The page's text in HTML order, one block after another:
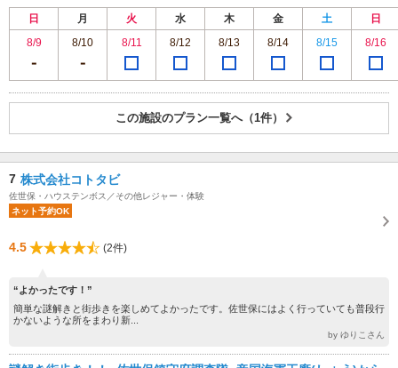
日 月 火 水 木 金 土
日
8/9
8/10 8/11 8/12 8/13 8/14 8/15 8/16
この施設のプラン一覧へ（1件）
7 株式会社コトタビ
佐世保・ハウステンボス／その他レジャー・体験
ネット予約OK
4.5 (2件)
“よかったです！”
簡単な謎解きと街歩きを楽しめてよかったです。佐世保にはよく行っていても普段行
かないような所をまわり新...
by ゆりこさん